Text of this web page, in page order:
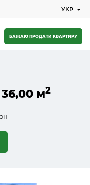
БАЖАЮ ПРОДАТИ КВАРТИРУ
36,00 м2